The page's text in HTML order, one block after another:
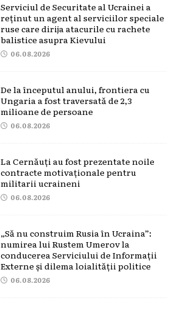
Serviciul de Securitate al Ucrainei a
reținut un agent al serviciilor speciale
ruse care dirija atacurile cu rachete
balistice asupra Kievului
06.08.2026
De la începutul anului, frontiera cu
Ungaria a fost traversată de 2,3
milioane de persoane
06.08.2026
La Cernăuți au fost prezentate noile
contracte motivaționale pentru
militarii ucraineni
06.08.2026
„Să nu construim Rusia în Ucraina”:
numirea lui Rustem Umerov la
conducerea Serviciului de Informații
Externe și dilema loialității politice
06.08.2026